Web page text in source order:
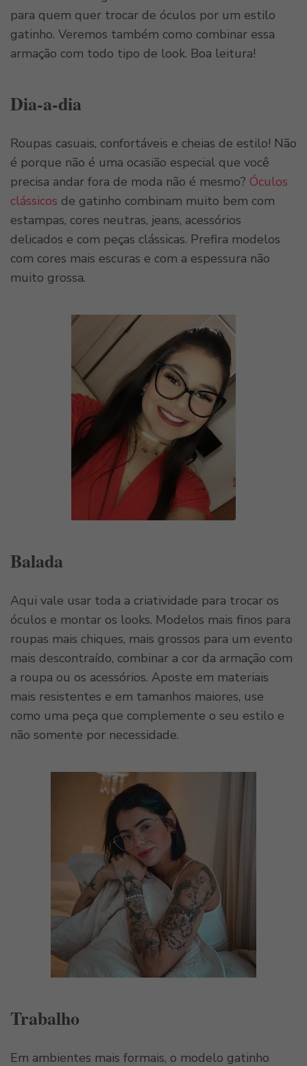
para quem quer trocar de óculos por um estilo
gatinho. Veremos também como combinar essa
armação com todo tipo de look. Boa leitura!
Dia-a-dia
Roupas casuais, confortáveis e cheias de estilo! Não
é porque não é uma ocasião especial que você
precisa andar fora de moda não é mesmo? Óculos
clássicos de gatinho combinam muito bem com
estampas, cores neutras, jeans, acessórios
delicados e com peças clássicas. Prefira modelos
com cores mais escuras e com a espessura não
muito grossa.
Balada
Aqui vale usar toda a criatividade para trocar os
óculos e montar os looks. Modelos mais finos para
roupas mais chiques, mais grossos para um evento
mais descontraído, combinar a cor da armação com
a roupa ou os acessórios. Aposte em materiais
mais resistentes e em tamanhos maiores, use
como uma peça que complemente o seu estilo e
não somente por necessidade.
Trabalho
Em ambientes mais formais, o modelo gatinho